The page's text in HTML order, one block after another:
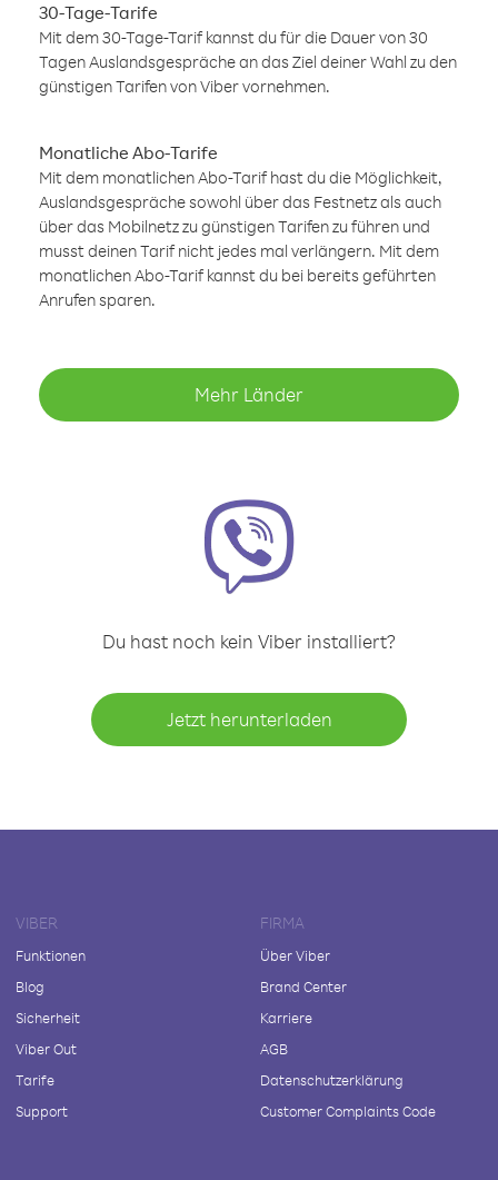
30-Tage-Tarife
Mit dem 30-Tage-Tarif kannst du für die Dauer von 30
Tagen Auslandsgespräche an das Ziel deiner Wahl zu den
günstigen Tarifen von Viber vornehmen.
Monatliche Abo-Tarife
Mit dem monatlichen Abo-Tarif hast du die Möglichkeit,
Auslandsgespräche sowohl über das Festnetz als auch
über das Mobilnetz zu günstigen Tarifen zu führen und
musst deinen Tarif nicht jedes mal verlängern. Mit dem
monatlichen Abo-Tarif kannst du bei bereits geführten
Anrufen sparen.
Mehr Länder
Du hast noch kein Viber installiert?
Jetzt herunterladen
VIBER
Funktionen
Blog
Sicherheit
Viber Out
Tarife
Support
FIRMA
Über Viber
Brand Center
Karriere
AGB
Datenschutzerklärung
Customer Complaints Code